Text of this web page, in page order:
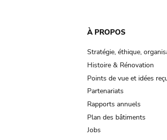
À PROPOS
Stratégie, éthique,
Histoire & Rénovation
Points de vue et idées
Partenariats
Rapports annuels
Plan des bâtiments
Jobs